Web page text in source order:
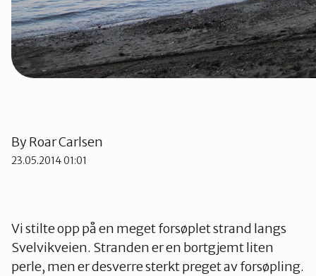
ByRoar Carlsen
23.05.2014 01:01
Vi stilte opp på en meget forsøplet strand langs
Svelvikveien. Stranden er en bortgjemt liten
perle, men er desverre sterkt preget av forsøpling.